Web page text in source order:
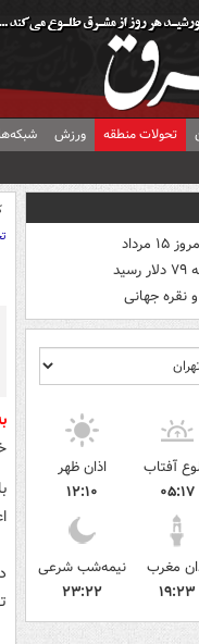
تحولات منطقه ورزش
نقره جهانی
آفتاب
۰۵:۱۷
اذان ظهر
۱۲:۱۰
مغرب
۱۹:۲۳
نیمه‌شب شرعی
۲۳:۲۲